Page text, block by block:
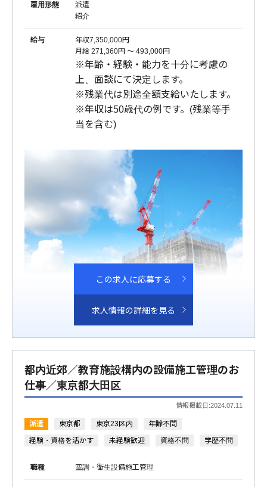
雇用形態
派遣
紹介
給与
年収7,350,000円
月給 271,360円 〜 493,000円
※年齢・経験・能力を十分に考慮の
上、面談にて決定します。
※残業代は別途全額支給いたします。
※年収は50歳代の例です。(残業等手
当を含む)
この求人に応募する
求人情報の詳細を見る
都内近郊／教育施設構内の設備施工管理のお
仕事／東京都大田区
情報掲載日:2024.07.11
派遣 東京都 東京23区内
年齢不問
経験・資格を活かす
未経験歓迎 資格不問 学歴不問
職種 空調・衛生設備施工管理